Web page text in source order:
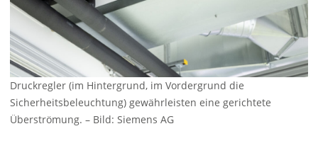
Druckregler (im Hintergrund, im Vordergrund die
Sicherheitsbeleuchtung) gewährleisten eine gerichtete
Überströmung. – Bild: Siemens AG